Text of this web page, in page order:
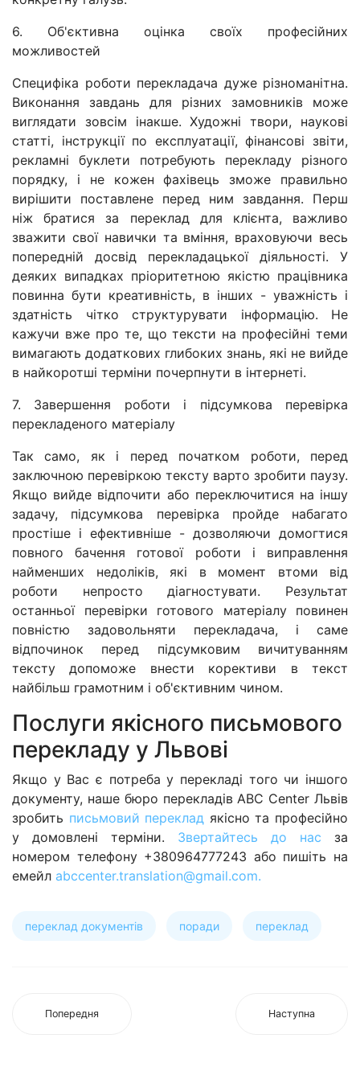
6. Об'єктивна оцінка своїх професійних
можливостей
Специфіка роботи перекладача дуже різноманітна.
Виконання завдань для різних замовників може
виглядати зовсім інакше. Художні твори, наукові
статті, інструкції по експлуатації, фінансові звіти,
рекламні буклети потребують перекладу різного
порядку, і не кожен фахівець зможе правильно
вирішити поставлене перед ним завдання. Перш
ніж братися за переклад для клієнта, важливо
зважити свої навички та вміння, враховуючи весь
попередній досвід перекладацької діяльності. У
деяких випадках пріоритетною якістю працівника
повинна бути креативність, в інших - уважність і
здатність чітко структурувати інформацію. Не
кажучи вже про те, що тексти на професійні теми
вимагають додаткових глибоких знань, які не вийде
в найкоротші терміни почерпнути в інтернеті.
7. Завершення роботи і підсумкова перевірка
перекладеного матеріалу
Так само, як і перед початком роботи, перед
заключною перевіркою тексту варто зробити паузу.
Якщо вийде відпочити або переключитися на іншу
задачу, підсумкова перевірка пройде набагато
простіше і ефективніше - дозволяючи домогтися
повного бачення готової роботи і виправлення
найменших недоліків, які в момент втоми від
роботи непросто діагностувати. Результат
останньої перевірки готового матеріалу повинен
повністю задовольняти перекладача, і саме
відпочинок перед підсумковим вичитуванням
тексту допоможе внести корективи в текст
найбільш грамотним і об'єктивним чином.
Послуги якісного письмового
перекладу у Львові
Якщо у Вас є потреба у перекладі того чи іншого
документу, наше бюро перекладів ABC Center Львів
зробить письмовий переклад якісно та професійно
у домовлені терміни.
Звертайтесь до нас за
номером телефону +380964777243 або пишіть на
емейл abccenter.translation@gmail.com.
переклад документів поради переклад
Попередня Наступна